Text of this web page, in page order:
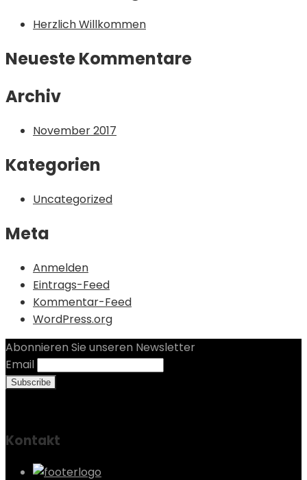
Herzlich Willkommen
Neueste Kommentare
Archiv
November 2017
Kategorien
Uncategorized
Meta
Anmelden
Eintrags-Feed
Kommentar-Feed
WordPress.org
Abonnieren Sie unseren Newsletter
Email
Kontakt